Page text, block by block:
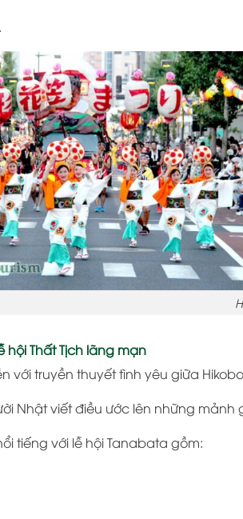
hội Thất Tịch lãng mạn
với truyền thuyết tình yêu giữa
Nhật viết điều ước lên những
tiếng với lễ hội Tanabata gồm: